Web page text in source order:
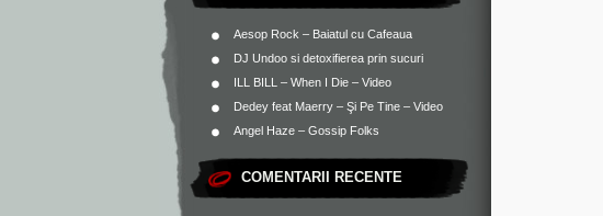
Aesop Rock – Baiatul cu Cafeaua
DJ Undoo si detoxifierea prin sucuri
ILL BILL – When I Die – Video
Dedey feat Maerry – Şi Pe Tine – Video
Angel Haze – Gossip Folks
COMENTARII RECENTE